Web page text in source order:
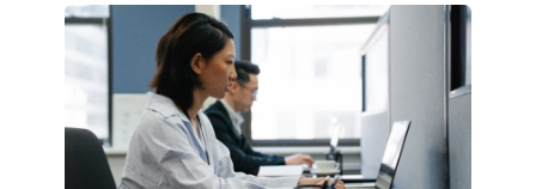
БИЗНЕСА:
КАКИЕ
3
ЗАДАЧИ
ЕМУ
МОЖНО